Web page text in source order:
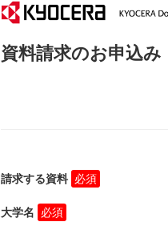
資料請求のお申込み
請求する資料
大学名